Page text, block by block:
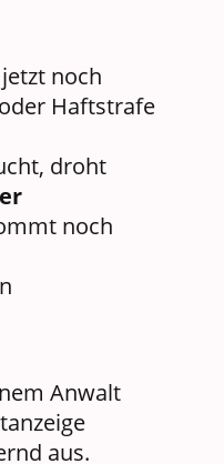
noch
Haftstrafe
droht
noch
Anwalt
aus.